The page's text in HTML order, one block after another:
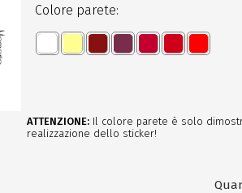
Colore parete:
ATTENZIONE: Il colore parete è solo
realizzazione dello sticker!